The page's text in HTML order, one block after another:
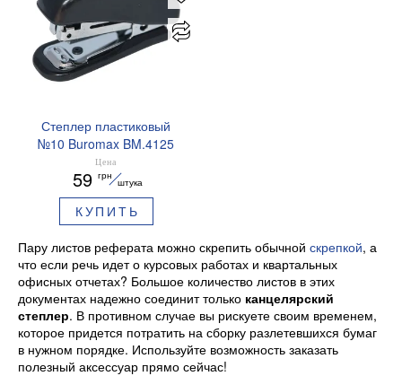
Степлер пластиковый
№10 Buromax BM.4125
Цена
59 грн
штука
КУПИТЬ
Пару листов реферата можно скрепить обычной скрепкой, а
что если речь идет о курсовых работах и квартальных
офисных отчетах? Большое количество листов в этих
документах надежно соединит только канцелярский
степлер. В противном случае вы рискуете своим временем,
которое придется потратить на сборку разлетевшихся бумаг
в нужном порядке. Используйте возможность заказать
полезный аксессуар прямо сейчас!